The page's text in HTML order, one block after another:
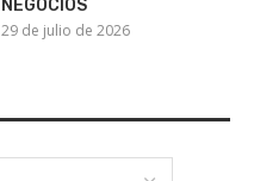
NEGOCIOS
29 de julio de 2026